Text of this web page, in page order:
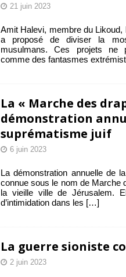
21 juin 2023
Amit Halevi, membre du
a proposé de diviser la
musulmans. Ces projets ne
comme des fantasmes
La « Marche des
démonstration
suprématisme juif
6 juin 2023
La démonstration annuelle de
connue sous le nom de Marche
la vieille ville de Jérusalem.
d’intimidation dans les […]
La guerre sioniste
2 juin 2023